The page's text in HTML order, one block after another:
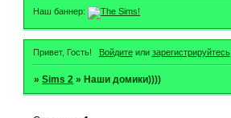
Наш баннер:
Привет, Гость! Войдитеили зарегистрируйтесь.
»Sims 2 » Наши домики))))